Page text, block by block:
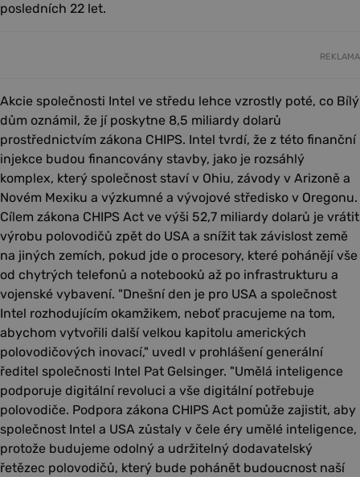
posledních 22 let.
REKLAMA
Akcie společnosti Intel ve středu lehce vzrostly poté, co Bílý
dům oznámil, že jí poskytne 8,5 miliardy dolarů
prostřednictvím zákona CHIPS. Intel tvrdí, že z této finanční
injekce budou financovány stavby, jako je rozsáhlý
komplex, který společnost staví v Ohiu, závody v Arizoně a
Novém Mexiku a výzkumné a vývojové středisko v Oregonu.
Cílem zákona CHIPS Act ve výši 52,7 miliardy dolarů je vrátit
výrobu polovodičů zpět do USA a snížit tak závislost země
na jiných zemích, pokud jde o procesory, které pohánějí vše
od chytrých telefonů a notebooků až po infrastrukturu a
vojenské vybavení. "Dnešní den je pro USA a společnost
Intel rozhodujícím okamžikem, neboť pracujeme na tom,
abychom vytvořili další velkou kapitolu amerických
polovodičových inovací," uvedl v prohlášení generální
ředitel společnosti Intel Pat Gelsinger. "Umělá inteligence
podporuje digitální revoluci a vše digitální potřebuje
polovodiče. Podpora zákona CHIPS Act pomůže zajistit, aby
společnost Intel a USA zůstaly v čele éry umělé inteligence,
protože budujeme odolný a udržitelný dodavatelský
řetězec polovodičů, který bude pohánět budoucnost naší